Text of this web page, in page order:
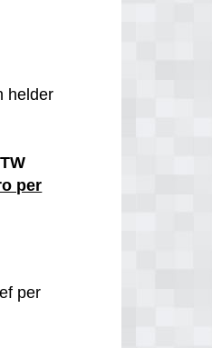
helder
per
per